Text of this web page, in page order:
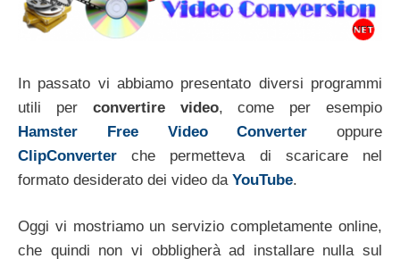
In passato vi abbiamo presentato diversi programmi
utili per convertire video, come per esempio
Hamster Free Video Converter oppure
ClipConverter che permetteva di scaricare nel
formato desiderato dei video da YouTube.
Oggi vi mostriamo un servizio completamente online,
che quindi non vi obbligherà ad installare nulla sul